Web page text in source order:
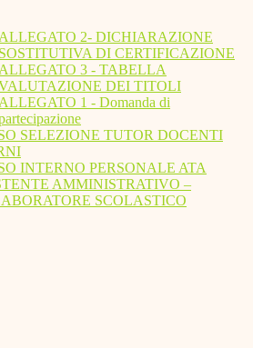
ALLEGATO 2- DICHIARAZIONE
SOSTITUTIVA DI CERTIFICAZIONE
ALLEGATO 3 - TABELLA
DEI TITOLI
ALLEGATO 1 - Domanda di
SELEZIONE TUTOR DOCENTI
INTERNO PERSONALE ATA
AMMINISTRATIVO –
SCOLASTICO